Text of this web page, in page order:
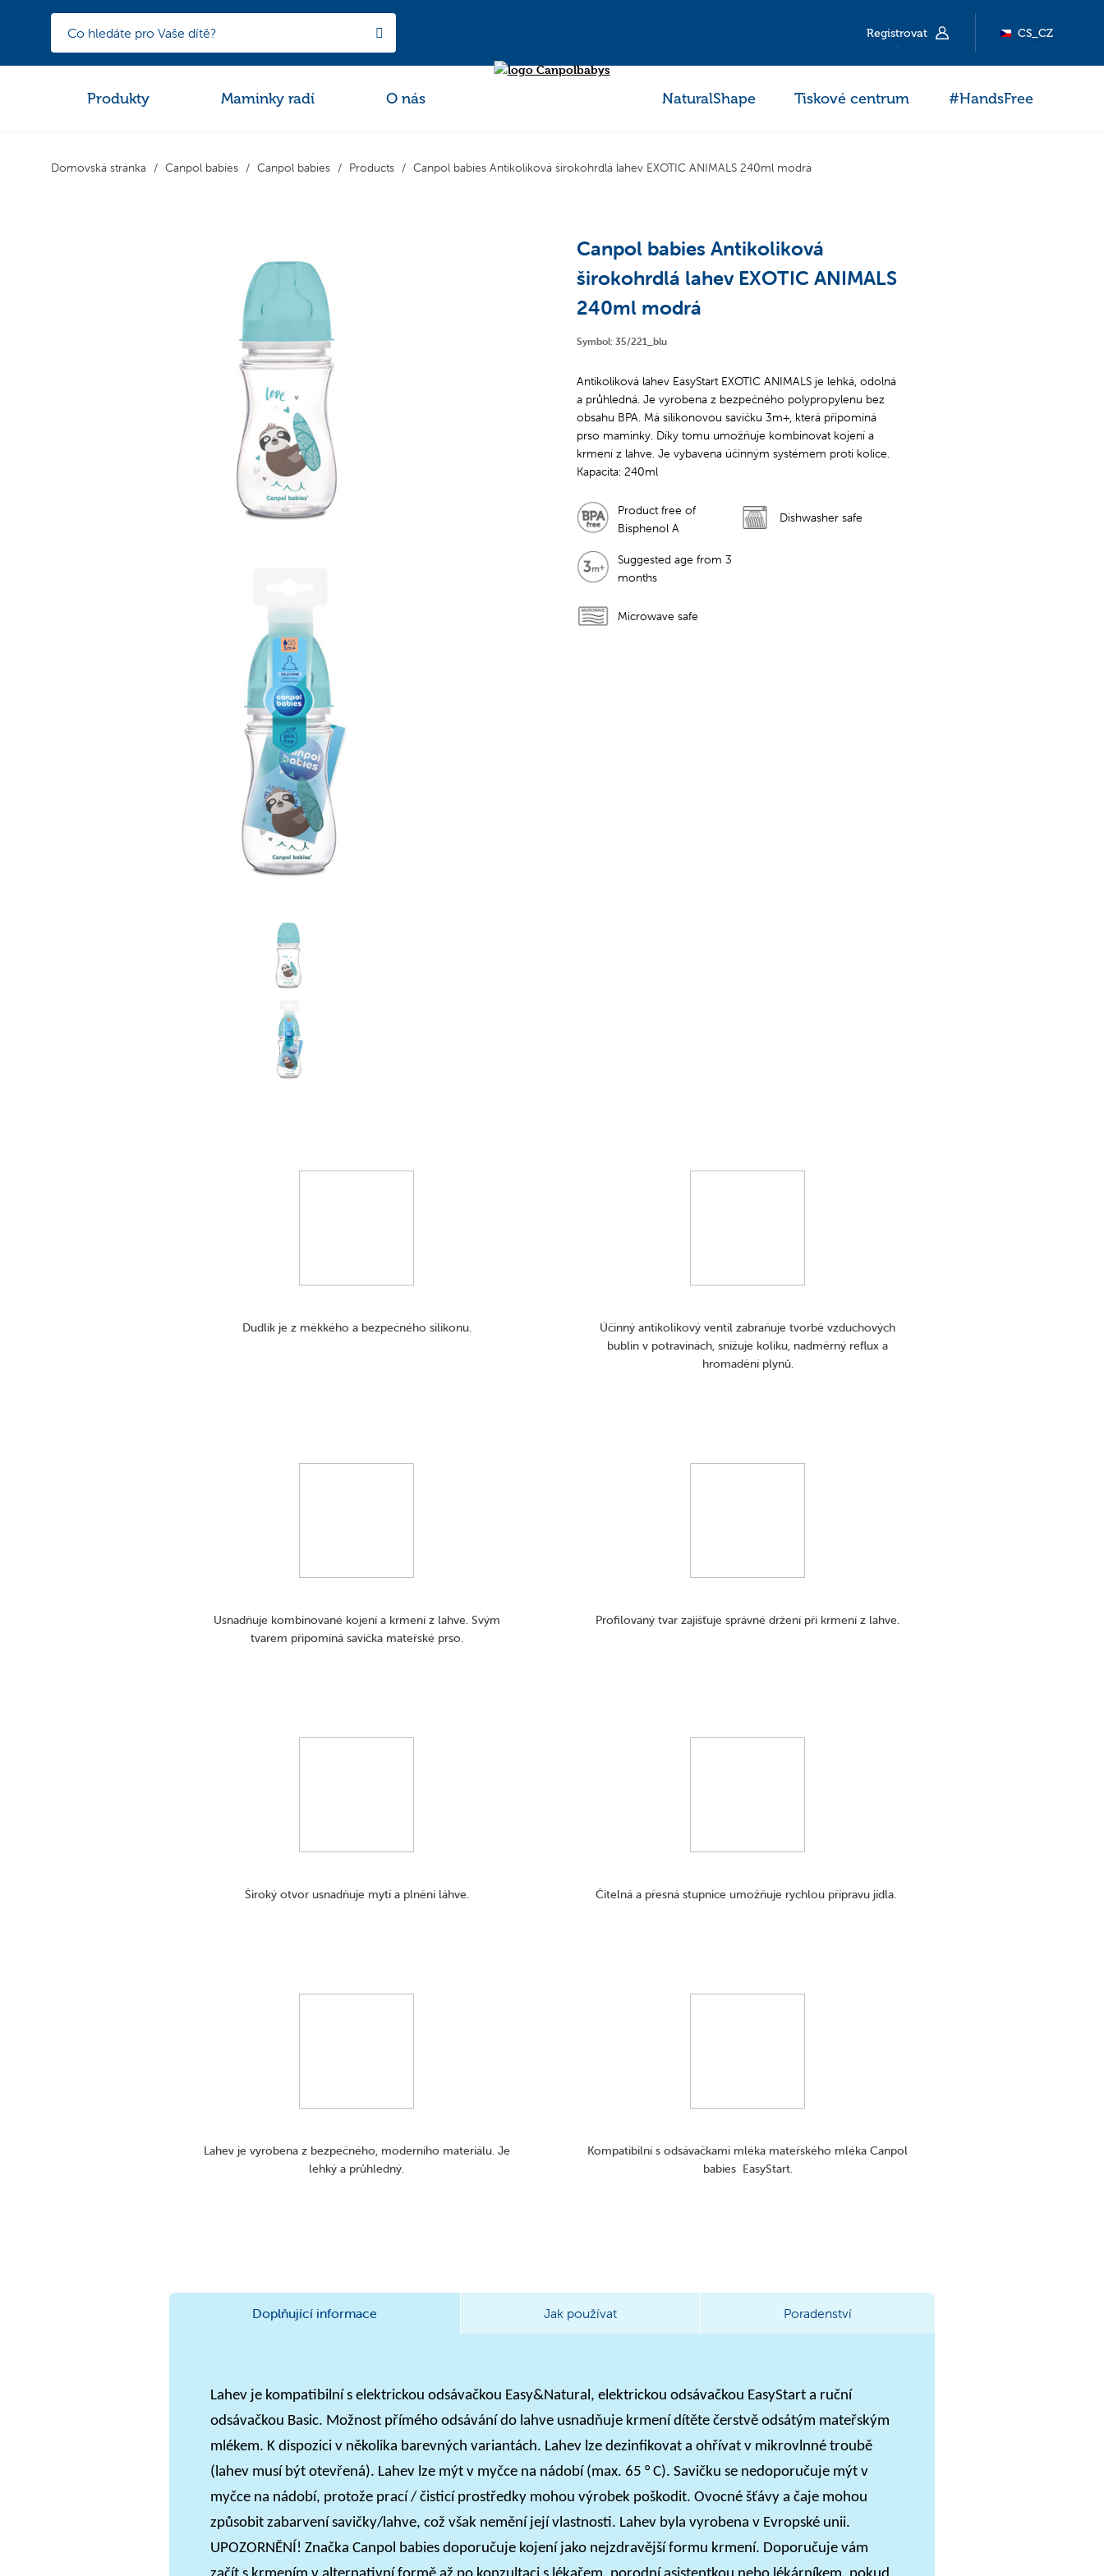
Registrovat CS_CZ
Produkty Maminky radí O nás NaturalShape Tiskové centrum #HandsFree
Domovská stránka Canpol babies Canpol babies Products Canpol babies Antikoliková širokohrdlá lahev EXOTIC ANIMALS 240ml modrá
Canpol babies Antikoliková
širokohrdlá lahev EXOTIC ANIMALS
240ml modrá
Symbol: 35/221_blu
Antikoliková lahev EasyStart EXOTIC ANIMALS je lehká, odolná
a průhledná. Je vyrobena z bezpečného polypropylenu bez
obsahu BPA. Má silikonovou savičku 3m+, která připomíná
prso maminky. Díky tomu umožňuje kombinovat kojení a
krmení z lahve. Je vybavena účinným systémem proti kolice.
Kapacita: 240ml
Product free of
Bisphenol A
Suggested age from 3
months
Microwave safe
Dishwasher safe
Dudlík je z měkkého a bezpečného silikonu.
Účinný antikolikový ventil zabraňuje tvorbě vzduchových
bublin v potravinách, snižuje koliku, nadměrný reflux a
hromadění plynů.
Usnadňuje kombinované kojení a krmení z lahve. Svým
tvarem připomíná savička mateřské prso.
Profilovaný tvar zajišťuje správné držení při krmení z lahve.
Široký otvor usnadňuje mytí a plnění láhve. Čitelná a přesná stupnice umožňuje rychlou přípravu jídla.
Lahev je vyrobena z bezpečného, ​​moderního materiálu. Je
lehký a průhledný.
Kompatibilní s odsávačkami mléka mateřského mléka Canpol
babies EasyStart.
Doplňující informace Jak používat Poradenství
Lahev je kompatibilní s elektrickou odsávačkou Easy&Natural, elektrickou odsávačkou EasyStart a ruční
odsávačkou Basic. Možnost přímého odsávání do lahve usnadňuje krmení dítěte čerstvě odsátým mateřským
mlékem. K dispozici v několika barevných variantách. Lahev lze dezinfikovat a ohřívat v mikrovlnné troubě
(lahev musí být otevřená). Lahev lze mýt v myčce na nádobí (max. 65 ° C). Savičku se nedoporučuje mýt v
myčce na nádobí, protože prací / čisticí prostředky mohou výrobek poškodit. Ovocné šťávy a čaje mohou
způsobit zabarvení savičky/lahve, což však nemění její vlastnosti. Lahev byla vyrobena v Evropské unii.
UPOZORNĚNÍ! Značka Canpol babies doporučuje kojení jako nejzdravější formu krmení. Doporučuje vám